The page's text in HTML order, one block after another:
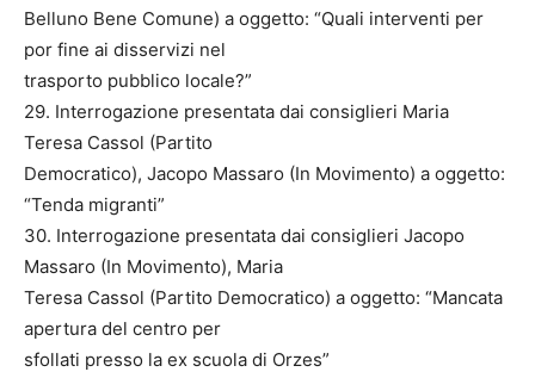
Belluno Bene Comune) a oggetto: “Quali interventi per
por fine ai disservizi nel
trasporto pubblico locale?”
29. Interrogazione presentata dai consiglieri Maria
Teresa Cassol (Partito
Democratico), Jacopo Massaro (In Movimento) a oggetto:
“Tenda migranti”
30. Interrogazione presentata dai consiglieri Jacopo
Massaro (In Movimento), Maria
Teresa Cassol (Partito Democratico) a oggetto: “Mancata
apertura del centro per
sfollati presso la ex scuola di Orzes”